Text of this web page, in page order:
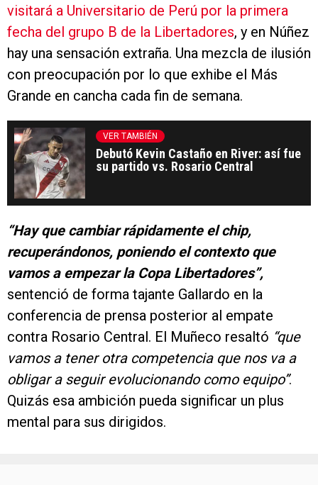
visitará a Universitario de Perú por la primera
fecha del grupo B de la Libertadores, y en Núñez
hay una sensación extraña. Una mezcla de ilusión
con preocupación por lo que exhibe el Más
Grande en cancha cada fin de semana.
VER TAMBIÉN
Debutó Kevin Castaño en River: así fue
su partido vs. Rosario Central
“Hay que cambiar rápidamente el chip,
recuperándonos, poniendo el contexto que
vamos a empezar la Copa Libertadores”,
sentenció de forma tajante Gallardo en la
conferencia de prensa posterior al empate
contra Rosario Central. El Muñeco resaltó “que
vamos a tener otra competencia que nos va a
obligar a seguir evolucionando como equipo”.
Quizás esa ambición pueda significar un plus
mental para sus dirigidos.